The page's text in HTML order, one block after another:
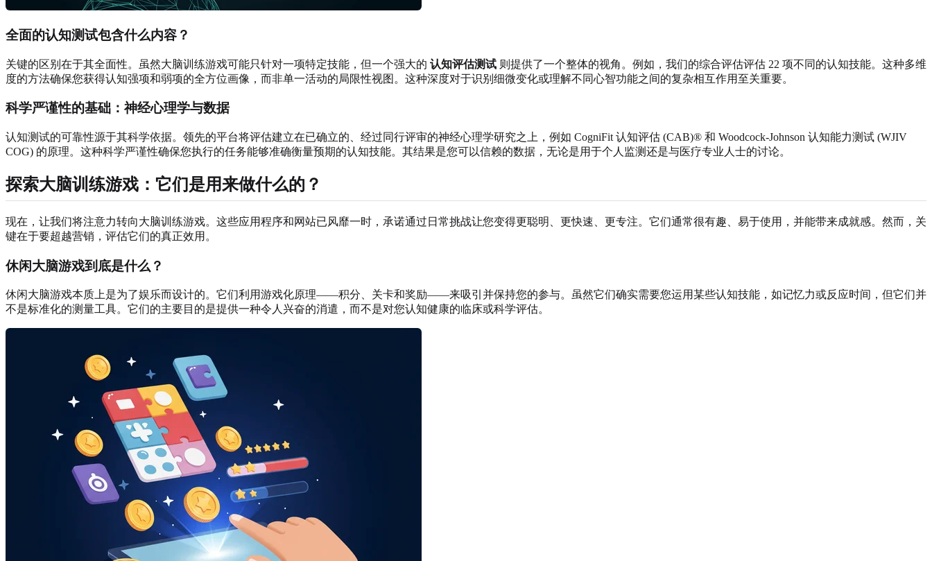
全面的认知测试包含什么内容？
关键的区别在于其全面性。虽然大脑训练游戏可能只针对一项特定技能，但一个强大的 认知评估测试 则提供了一个整体的视角。例如，我们的综合评估评估 22 项不同的认知技能。这种多维
度的方法确保您获得认知强项和弱项的全方位画像，而非单一活动的局限性视图。这种深度对于识别细微变化或理解不同心智功能之间的复杂相互作用至关重要。
科学严谨性的基础：神经心理学与数据
认知测试的可靠性源于其科学依据。领先的平台将评估建立在已确立的、经过同行评审的神经心理学研究之上，例如 CogniFit 认知评估 (CAB)® 和 Woodcock-Johnson 认知能力测试 (WJIV
COG) 的原理。这种科学严谨性确保您执行的任务能够准确衡量预期的认知技能。其结果是您可以信赖的数据，无论是用于个人监测还是与医疗专业人士的讨论。
探索大脑训练游戏：它们是用来做什么的？
现在，让我们将注意力转向大脑训练游戏。这些应用程序和网站已风靡一时，承诺通过日常挑战让您变得更聪明、更快速、更专注。它们通常很有趣、易于使用，并能带来成就感。然而，关
键在于要超越营销，评估它们的真正效用。
休闲大脑游戏到底是什么？
休闲大脑游戏本质上是为了娱乐而设计的。它们利用游戏化原理——积分、关卡和奖励——来吸引并保持您的参与。虽然它们确实需要您运用某些认知技能，如记忆力或反应时间，但它们并
不是标准化的测量工具。它们的主要目的是提供一种令人兴奋的消遣，而不是对您认知健康的临床或科学评估。